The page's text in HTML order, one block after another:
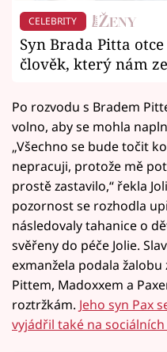
CELEBRITY
Syn Brada Pitta
člověk, který nám
Po rozvodu s Bradem
volno, aby se mohla
„Všechno se bude točit
nepracuji, protože mě
prostě zastavilo,“ řekla
pozornost se rozhodla
následovaly tahanice o
svěřeny do péče Jolie.
exmanžela podala žalobu
Pittem, Madoxxem a
roztržkám. Jeho syn Pax
vyjádřil také na